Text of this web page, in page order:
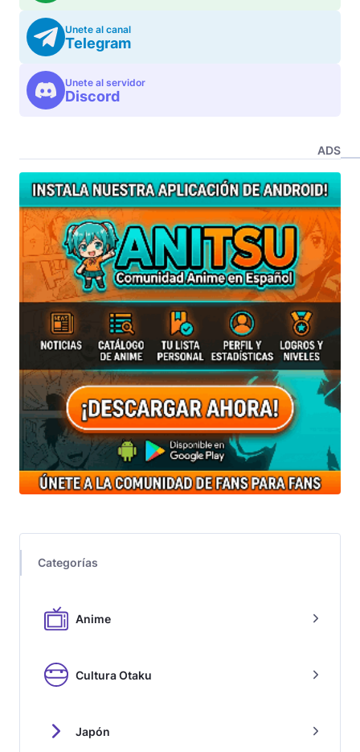
Unete al canal
Telegram
Unete al servidor
Discord
ADS
Categorías
Anime
Cultura Otaku
Japón